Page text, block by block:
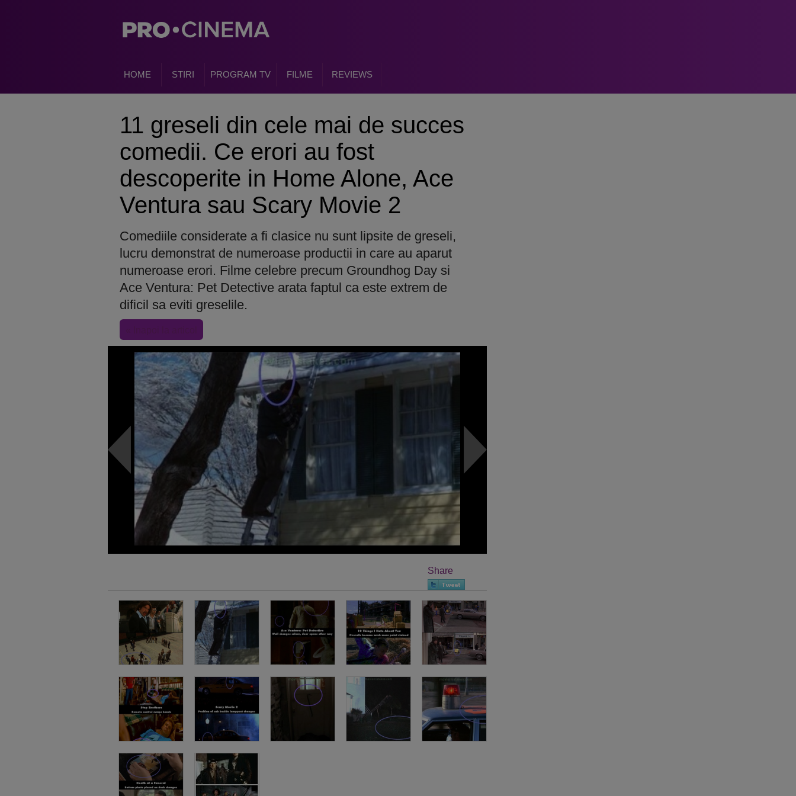
HOME STIRI PROGRAM TV FILME REVIEWS
11 greseli din cele mai de succes
comedii. Ce erori au fost
descoperite in Home Alone, Ace
Ventura sau Scary Movie 2
Comediile considerate a fi clasice nu sunt lipsite de greseli,
lucru demonstrat de numeroase productii in care au aparut
numeroase erori. Filme celebre precum Groundhog Day si
Ace Ventura: Pet Detective arata faptul ca este extrem de
dificil sa eviti greselile.
Share